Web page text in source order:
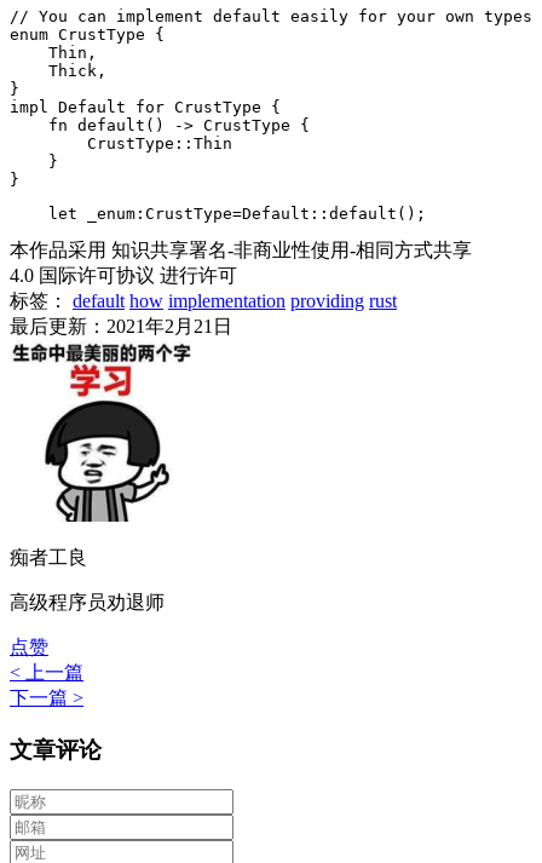
// You can implement default easily for your own types
enum CrustType {
    Thin,
    Thick,
}
impl Default for CrustType {
    fn default() -> CrustType {
        CrustType::Thin
    }
}
    let _enum:CrustType=Default::default();
本作品采用 知识共享署名-非商业性使用-相同方式共享
4.0 国际许可协议 进行许可
标签：
default how implementation providing rust
最后更新：2021年2月21日
痴者工良
高级程序员劝退师
点赞
< 上一篇
下一篇 >
文章评论